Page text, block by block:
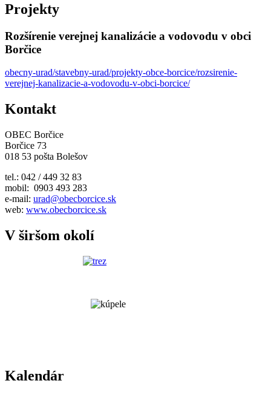
Projekty
Rozšírenie verejnej kanalizácie a vodovodu v obci
Borčice
obecny-urad/stavebny-urad/projekty-obce-borcice/rozsirenie-
verejnej-kanalizacie-a-vodovodu-v-obci-borcice/
Kontakt
OBEC Borčice
Borčice 73
018 53 pošta Bolešov
tel.: 042 / 449 32 83
mobil: 0903 493 283
e-mail: urad@obecborcice.sk
web: www.obecborcice.sk
V širšom okolí
Kalendár